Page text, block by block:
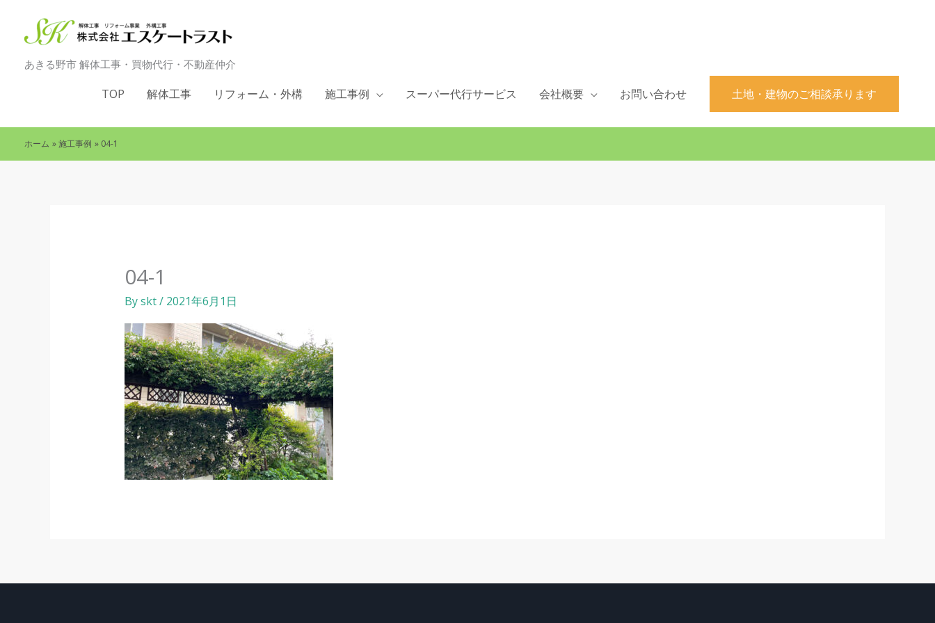
プ
あきる野市 解体工事・買物代行・不動産仲介
TOP 解体工事 リフォーム・外構 施工事例 スーパー代行サービス 会社概要 お問い合わせ 土地・建物のご相談承ります
ホーム 施工事例 04-1
04-1
Byskt/ 2021年6月1日